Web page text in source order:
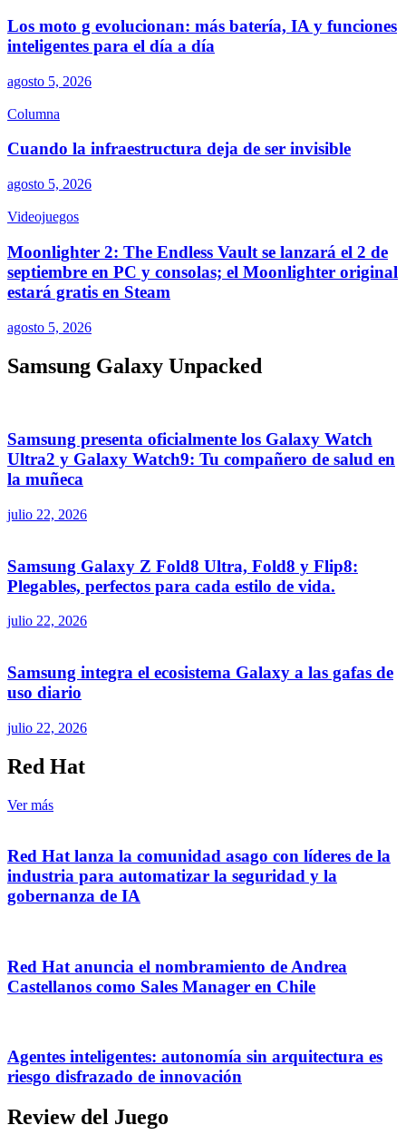
Los moto g evolucionan: más batería, IA y funciones
inteligentes para el día a día
agosto 5, 2026
Columna
Cuando la infraestructura deja de ser invisible
agosto 5, 2026
Videojuegos
Moonlighter 2: The Endless Vault se lanzará el 2 de
septiembre en PC y consolas; el Moonlighter original
estará gratis en Steam
agosto 5, 2026
Samsung Galaxy Unpacked
Samsung presenta oficialmente los Galaxy Watch
Ultra2 y Galaxy Watch9: Tu compañero de salud en
la muñeca
julio 22, 2026
Samsung Galaxy Z Fold8 Ultra, Fold8 y Flip8:
Plegables, perfectos para cada estilo de vida.
julio 22, 2026
Samsung integra el ecosistema Galaxy a las gafas de
uso diario
julio 22, 2026
Red Hat
Ver más
Red Hat lanza la comunidad asago con líderes de la
industria para automatizar la seguridad y la
gobernanza de IA
Red Hat anuncia el nombramiento de Andrea
Castellanos como Sales Manager en Chile
Agentes inteligentes: autonomía sin arquitectura es
riesgo disfrazado de innovación
Review del Juego